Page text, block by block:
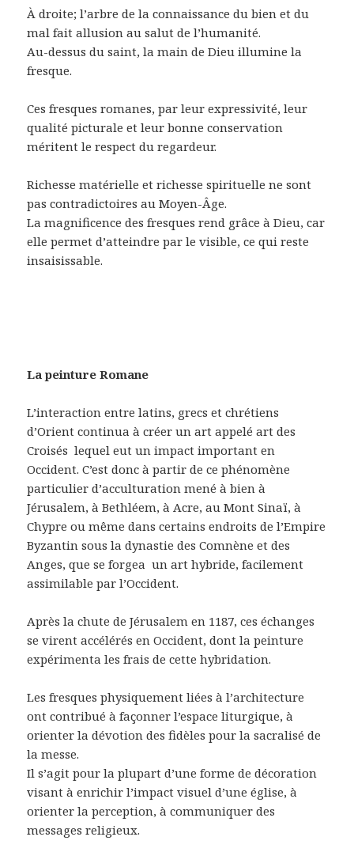
À droite; l’arbre de la connaissance du bien et du
mal fait allusion au salut de l’humanité.
Au-dessus du saint, la main de Dieu illumine la
fresque.
Ces fresques romanes, par leur expressivité, leur
qualité picturale et leur bonne conservation
méritent le respect du regardeur.
Richesse matérielle et richesse spirituelle ne sont
pas contradictoires au Moyen-Âge.
La magnificence des fresques rend grâce à Dieu, car
elle permet d’atteindre par le visible, ce qui reste
insaisissable.
La peinture Romane
L’interaction entre latins, grecs et chrétiens
d’Orient continua à créer un art appelé art des
Croisés lequel eut un impact important en
Occident. C’est donc à partir de ce phénomène
particulier d’acculturation mené à bien à
Jérusalem, à Bethléem, à Acre, au Mont Sinaï, à
Chypre ou même dans certains endroits de l’Empire
Byzantin sous la dynastie des Comnène et des
Anges, que se forgea un art hybride, facilement
assimilable par l’Occident.
Après la chute de Jérusalem en 1187, ces échanges
se virent accélérés en Occident, dont la peinture
expérimenta les frais de cette hybridation.
Les fresques physiquement liées à l’architecture
ont contribué à façonner l’espace liturgique, à
orienter la dévotion des fidèles pour la sacralisé de
la messe.
Il s’agit pour la plupart d’une forme de décoration
visant à enrichir l’impact visuel d’une église, à
orienter la perception, à communiquer des
messages religieux.